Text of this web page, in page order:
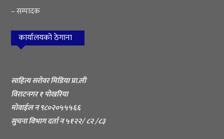
– सम्पादक
कार्यालयको ठेगाना
साहित्य सरोवर मिडिया प्रा.ली
विराटनगर १ पोखरिया
मोवाईल न ९८०२०५५५६६
सुचना विभाग दर्ता न ५१२२/ ८२ /८३